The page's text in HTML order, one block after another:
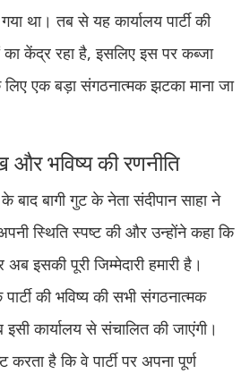
था। तब से यह कार्यालय पार्टी की
का केंद्र रहा है, इसलिए इस पर कब्जा
एक बड़ा संगठनात्मक झटका माना जा
भविष्य की रणनीति
बाद बागी गुट के नेता संदीपान साहा ने
स्थिति स्पष्ट की और उन्होंने कहा कि
इसकी पूरी जिम्मेदारी हमारी है।
की भविष्य की सभी संगठनात्मक
कार्यालय से संचालित की जाएंगी।
है कि वे पार्टी पर अपना पूर्ण